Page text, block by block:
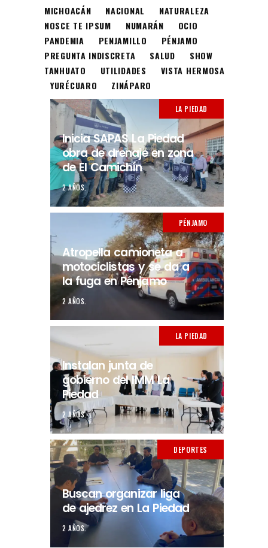
MICHOACÁN
NACIONAL
NATURALEZA
NOSCE TE IPSUM
NUMARÁN
OCIO
PANDEMIA
PENJAMILLO
PÉNJAMO
PREGUNTA INDISCRETA
SALUD
SHOW
TANHUATO
UTILIDADES
VISTA HERMOSA
YURÉCUARO
ZINÁPARO
LA PIEDAD
Inicia SAPAS La Piedad
obra de drenaje en zona
de El Camichín
2 AÑOS.
PÉNJAMO
Atropella camioneta a
motociclistas y se da a
la fuga en Pénjamo
2 AÑOS.
LA PIEDAD
Instalan junta de
gobierno del IMM La
Piedad
2 AÑOS.
DEPORTES
Buscan organizar liga
de ajedrez en La Piedad
2 AÑOS.